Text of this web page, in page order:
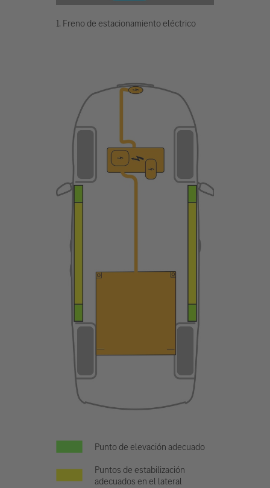
1. Freno de estacionamiento eléctrico
Punto de elevación adecuado
Puntos de estabilización
adecuados en el lateral